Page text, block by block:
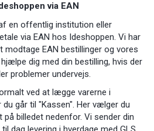
via EAN
en offentlig institution eller
via EAN hos Ideshoppen. Vi har
modtage EAN bestillinger og vores
dig med din bestilling, hvis der
problemer undervejs.
ved at lægge varerne i
går til "Kassen". Her vælger du
billedet nedenfor. Vi sender din